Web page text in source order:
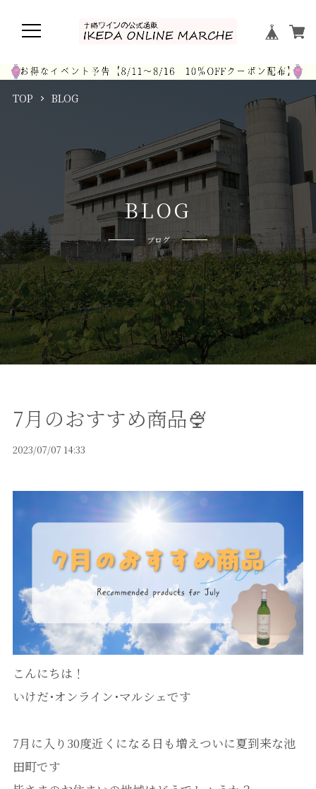
BLOG
ブログ
TOP BLOG
7月のおすすめ商品🍨
2023/07/07 14:33
こんにちは！
いけだ･オンライン･マルシェです
7月に入り30度近くになる日も増えついに夏到来な池
田町です